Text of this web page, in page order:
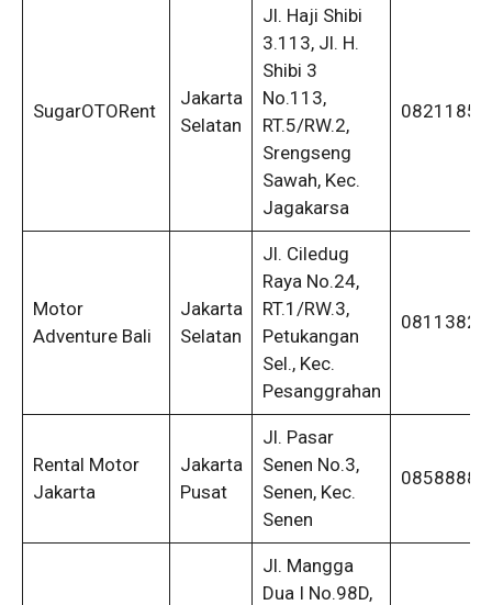
SugarOTORent
Jakarta
Selatan
Jl. Haji Shibi
3.113, Jl. H.
Shibi 3
No.113,
RT.5/RW.2,
Srengseng
Sawah, Kec.
Jagakarsa
Motor
Adventure Bali
Jakarta
Selatan
Jl. Ciledug
Raya No.24,
RT.1/RW.3,
Petukangan
Sel., Kec.
Pesanggrahan
Rental Motor
Jakarta
Jakarta
Pusat
Jl. Pasar
Senen No.3,
Senen, Kec.
Senen
Jl. Mangga
Dua I No.98D,